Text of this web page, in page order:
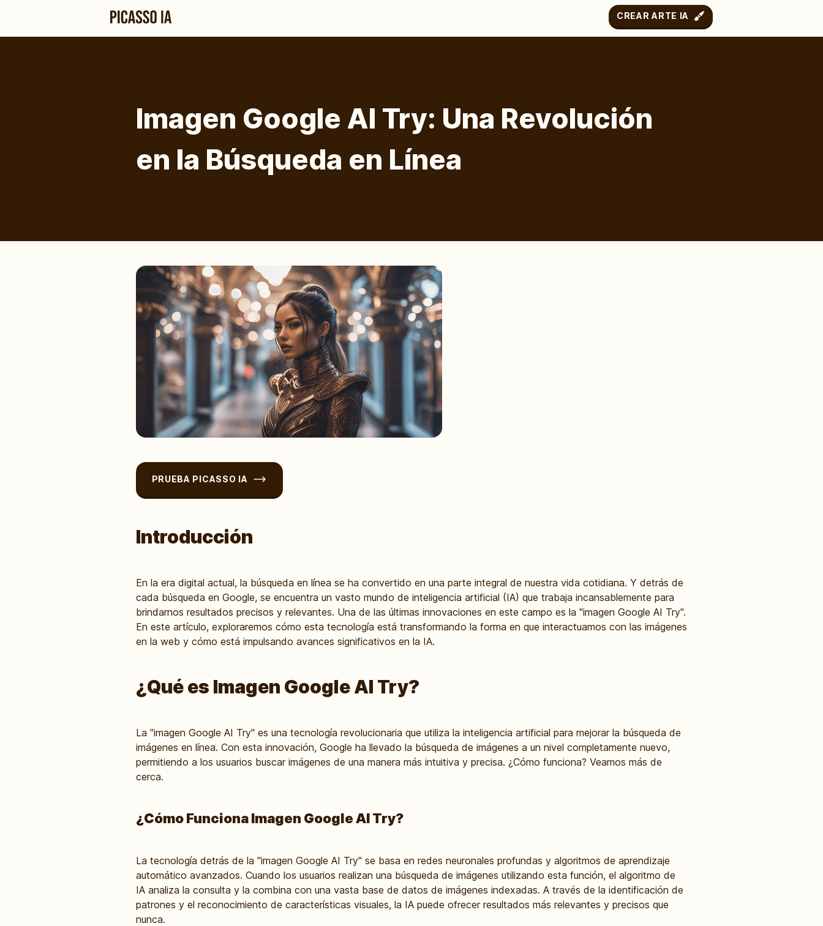
CREAR ARTE IA
Imagen Google AI Try: Una Revolución
en la Búsqueda en Línea
PRUEBA PICASSO IA
Introducción
En la era digital actual, la búsqueda en línea se ha convertido en una parte integral de nuestra vida cotidiana. Y detrás de
cada búsqueda en Google, se encuentra un vasto mundo de inteligencia artificial (IA) que trabaja incansablemente para
brindarnos resultados precisos y relevantes. Una de las últimas innovaciones en este campo es la "imagen Google AI Try".
En este artículo, exploraremos cómo esta tecnología está transformando la forma en que interactuamos con las imágenes
en la web y cómo está impulsando avances significativos en la IA.
¿Qué es Imagen Google AI Try?
La "imagen Google AI Try" es una tecnología revolucionaria que utiliza la inteligencia artificial para mejorar la búsqueda de
imágenes en línea. Con esta innovación, Google ha llevado la búsqueda de imágenes a un nivel completamente nuevo,
permitiendo a los usuarios buscar imágenes de una manera más intuitiva y precisa. ¿Cómo funciona? Veamos más de
cerca.
¿Cómo Funciona Imagen Google AI Try?
La tecnología detrás de la "imagen Google AI Try" se basa en redes neuronales profundas y algoritmos de aprendizaje
automático avanzados. Cuando los usuarios realizan una búsqueda de imágenes utilizando esta función, el algoritmo de
IA analiza la consulta y la combina con una vasta base de datos de imágenes indexadas. A través de la identificación de
patrones y el reconocimiento de características visuales, la IA puede ofrecer resultados más relevantes y precisos que
nunca.